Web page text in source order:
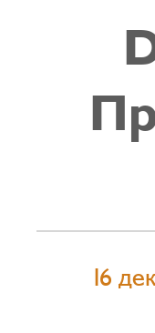
16